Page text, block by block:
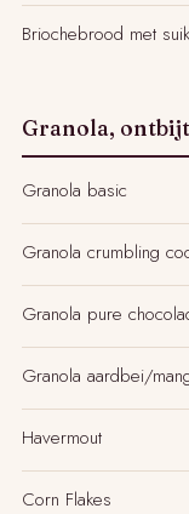
Briochebrood met
Granola,
Granola basic
Granola crumbling
Granola pure
Granola aardbei/
Havermout
Corn Flakes